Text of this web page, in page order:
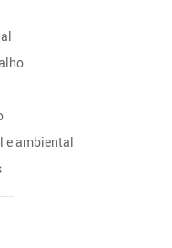
e ambiental